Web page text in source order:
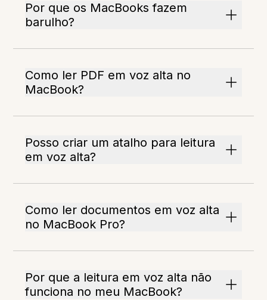
Por que os MacBooks fazem
barulho?
Como ler PDF em voz alta no
MacBook?
Posso criar um atalho para leitura
em voz alta?
Como ler documentos em voz alta
no MacBook Pro?
Por que a leitura em voz alta não
funciona no meu MacBook?